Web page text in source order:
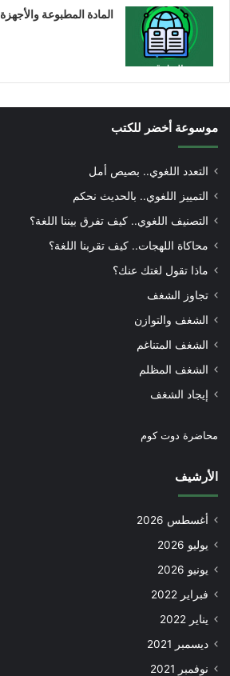
المادة المطبوعة والأجهزة
موسوعة أخضر للكتب
التعدد اللغوي.. بصيص أمل
التمييز اللغوي.. بالحديث نحكم
التصنيف اللغوي.. كيف تفرق بيننا اللغة؟
محاكاة اللهجات.. كيف تقربنا اللغة؟
ماذا تقول لغتك عنك؟
تجاوز الشغف
الشغف والتوازن
الشغف المتناغم
الشغف المظلم
إيجاد الشغف
محاضرة دوت كوم
الأرشيف
أغسطس 2026
يوليو 2026
يونيو 2026
فبراير 2022
يناير 2022
ديسمبر 2021
نوفمبر 2021